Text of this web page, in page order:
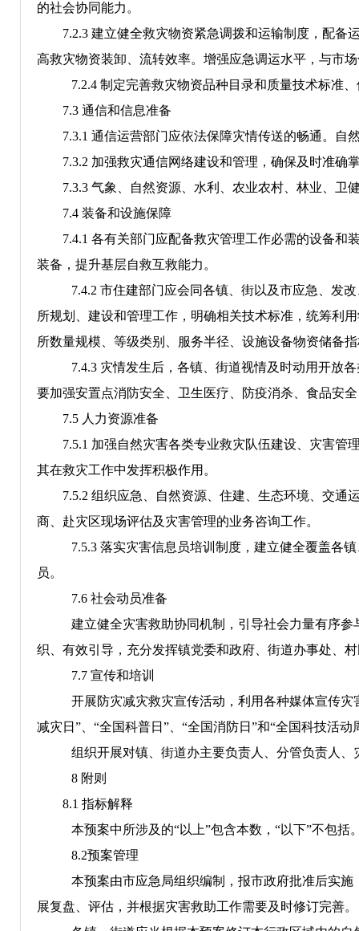
的社会协同能力。
7.2.3 建立健全救灾物资紧急调拨和运输制度 ， 配备
高救灾物资装卸、流转效率。增强应急调运水平，与市
7.2.4 制定完善救灾物资品种目录和质量技术标准
7.3 通信和信息准备
7.3.1 通信运营部门应依法保障灾情传送的畅通。自
7.3.2 加强救灾通信网络建设和管理，确保及时准确
7.3.3 气象 自然资源 、水利、农业农村 、林业、卫
7.4 装备和设施保障
7.4.1 各有关部门应配备救灾管理工作必需的设备和
装备，提升基层自救互救能力。
7.4.2 市住建部门应会同各镇、街以及市应急、发
所规划、建设和管理工作，明确相关技术标准， 统筹利
所数量规模、等级类别、服务半径、设施设备物资储备
7.4.3 灾情发生后，各镇、街道视情及时动用开放
要加强安置点消防安全、卫生医疗、防疫消杀、食品安
7.5 人力资源准备
7.5.1 加强自然灾害各类专业救灾队伍建设、灾害管
其在救灾工作中发挥积极作用。
7.5.2 组织应急、自然资源、住建、生态环境、交通
商、赴灾区现场评估及灾害管理的业务咨询工作。
7.5.3 落实灾害信息员培训制度，建立健全覆盖各
员。
7.6 社会动员准备
建立健全灾害救助协同机制，引导社会力量有序
织、有效引导，充分发挥镇党委和政府、街道办事处、
7.7 宣传和培训
开展防灾减灾救灾宣传活动，利用各种媒体宣传
减灾日”、“全国科普日”、“全国消防日”和“全国科技活动
组织开展对镇、街道办主要负责人、分管负责人
8 附则
8.1 指标解释
本预案中所涉及的“以上”包含本数，“以下”不包括
8.2预案管理
本预案由市应急 局组织编制
，报市政府批准后实施
展复盘、评估，并根据灾害救助工作需要及时修订完善。